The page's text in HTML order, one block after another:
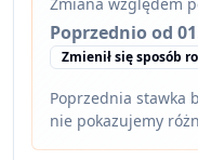
Poprzednio od
Zmienił się sposób
Poprzednia stawka
nie pokazujemy